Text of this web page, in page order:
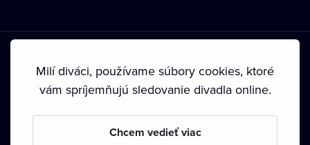
používania Cookies• Autorské práva
Milí diváci, používame súbory cookies, ktoré
vám spríjemňujú sledovanie divadla online.
Chcem vedieť viac